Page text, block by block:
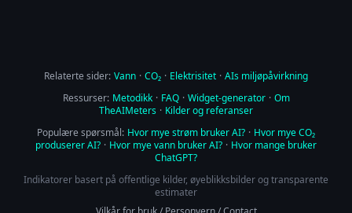
Relaterte sider: Vann · CO₂ · Elektrisitet · AIs miljøpåvirkning
Ressurser: Metodikk · FAQ · Widget-generator · Om
TheAIMeters · Kilder og referanser
Populære spørsmål: Hvor mye strøm bruker AI? · Hvor mye CO₂
produserer AI? · Hvor mye vann bruker AI? · Hvor mange bruker
ChatGPT?
Indikatorer basert på offentlige kilder, øyeblikksbilder og transparente
estimater